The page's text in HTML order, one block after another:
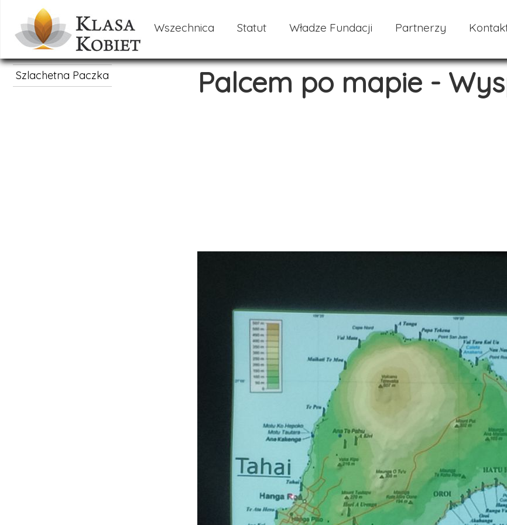
Wszechnica Statut Władze Fundacji Partnerzy
Szlachetna Paczka Palcem po mapie -